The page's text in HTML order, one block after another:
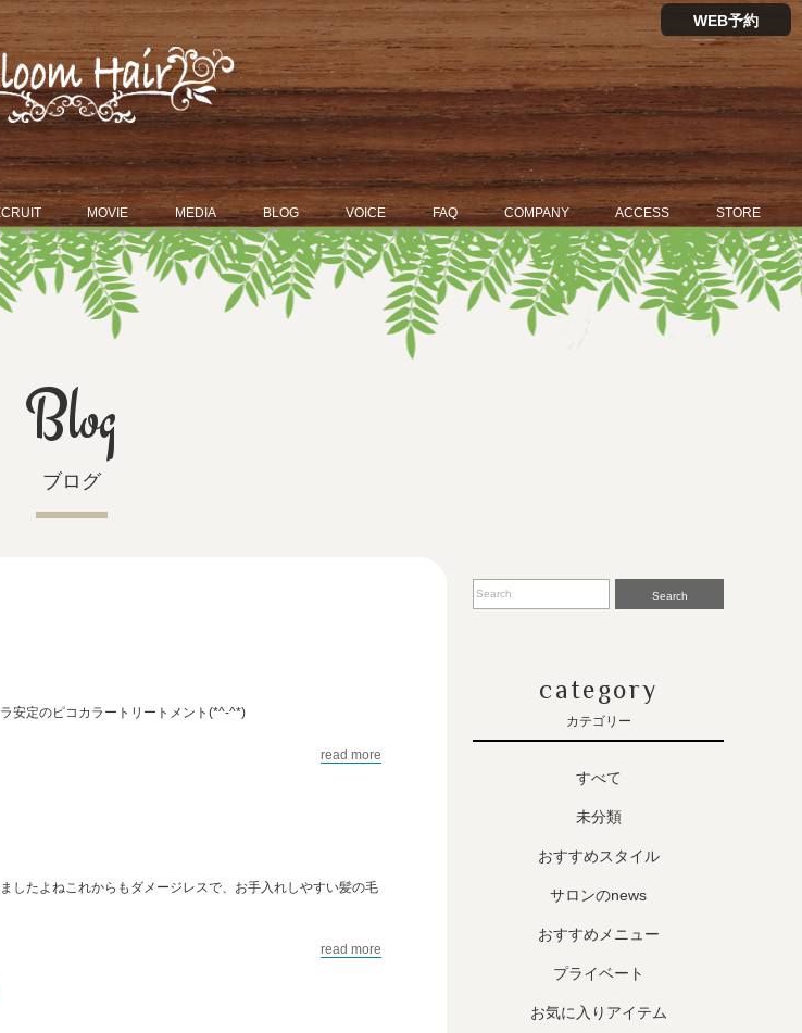
WEB予約
MOVIE MEDIA BLOG VOICE FAQ COMPANY ACCESS STORE
Blog
ブログ
安定のピコカラートリートメント(*^-^*)
read more
したよねこれからもダメージレスで、お手入れしやすい髪の毛
read more
Search
category
カテゴリー
すべて
未分類
おすすめスタイル
サロンのnews
おすすめメニュー
プライベート
お気に入りアイテム